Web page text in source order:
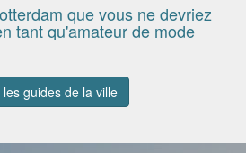
que vous ne devriez
tant qu'amateur de mode
les guides de la ville